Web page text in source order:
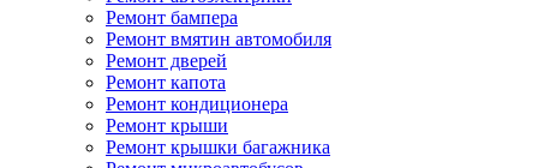
Ремонт бампера
Ремонт вмятин автомобиля
Ремонт дверей
Ремонт капота
Ремонт кондиционера
Ремонт крыши
Ремонт крышки багажника